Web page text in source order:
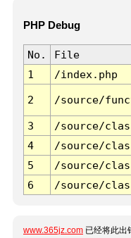
PHP Debug
No. File
1
/index.php
2 /source/
3 /source/
4
/source/
5
/source/
6
/source/
www.365jz.com 已经将此出